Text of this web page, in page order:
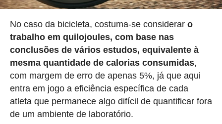
No caso da bicicleta, costuma-se considerar o
trabalho em quilojoules, com base nas
conclusões de vários estudos, equivalente à
mesma quantidade de calorias consumidas,
com margem de erro de apenas 5%, já que aqui
entra em jogo a eficiência específica de cada
atleta que permanece algo difícil de quantificar fora
de um ambiente de laboratório.